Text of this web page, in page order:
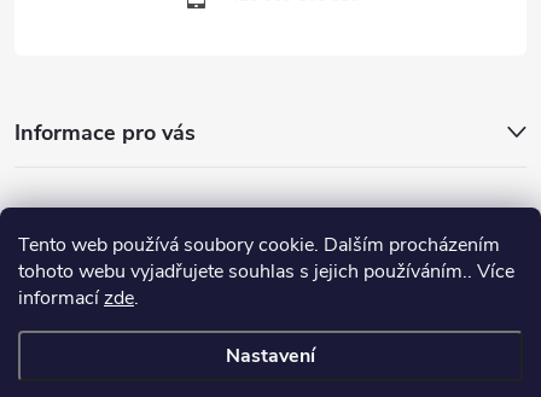
Tento web používá soubory cookie. Dalším procházením
tohoto webu vyjadřujete souhlas s jejich používáním.. Více
informacízde.
Nastavení
Informace pro vás
Nejhledanější
Důležité odkazy